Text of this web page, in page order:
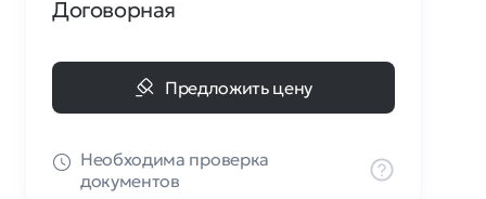
Договорная
Предложить цену
Необходима проверка
документов